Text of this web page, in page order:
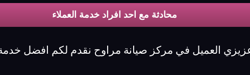
محادثة مع احد افراد خدمة العملاء
عزيزي العميل في مركز صيانة مراوح نقدم لكم افضل